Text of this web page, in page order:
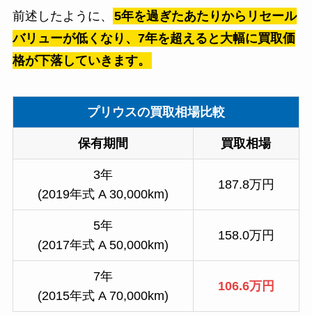
前述したように、
5年を過ぎたあたりからリセール
バリューが低くなり、7年を超えると大幅に買取価
格が下落していきます。
プリウスの買取相場比較
保有期間 買取相場
3年
(2019年式 A 30,000km)
187.8万円
5年
(2017年式 A 50,000km)
158.0万円
7年
(2015年式 A 70,000km)
106.6万円